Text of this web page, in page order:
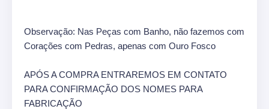
Observação: Nas Peças com Banho, não fazemos com
Corações com Pedras, apenas com Ouro Fosco
APÓS A COMPRA ENTRAREMOS EM CONTATO
PARA CONFIRMAÇÃO DOS NOMES PARA
FABRICAÇÃO